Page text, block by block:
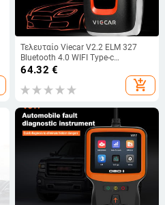
Τελευταίο Viecar V2.2 ELM 327
Bluetooth 4.0 WIFI Type-c
PIC18F25K80 OBD2 Auto
ELM327 for IOS/Android
64.32 €
add_shopping_cart